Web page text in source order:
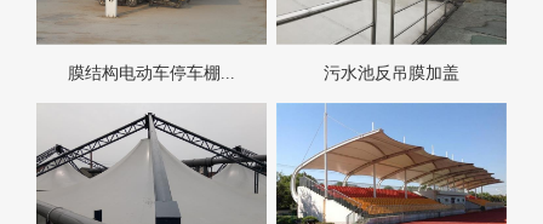
膜结构电动车停车棚... 污水池反吊膜加盖